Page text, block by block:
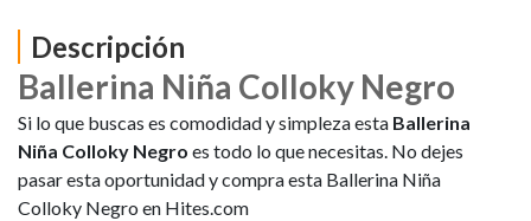
Descripción
Ballerina Niña Colloky Negro
Si lo que buscas es comodidad y simpleza esta Ballerina
Niña Colloky Negro es todo lo que necesitas. No dejes
pasar esta oportunidad y compra esta Ballerina Niña
Colloky Negro en Hites.com